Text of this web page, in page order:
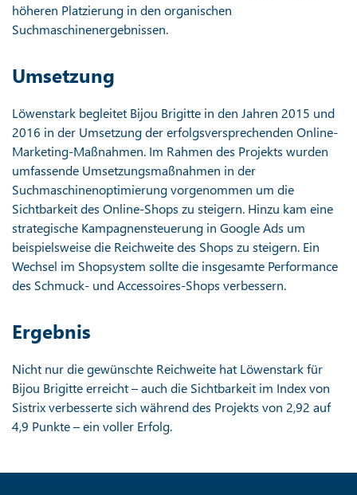
höheren Platzierung in den organischen
Suchmaschinenergebnissen.
Umsetzung
Löwenstark begleitet Bijou Brigitte in den Jahren 2015 und
2016 in der Umsetzung der erfolgsversprechenden Online-
Marketing-Maßnahmen. Im Rahmen des Projekts wurden
umfassende Umsetzungsmaßnahmen in der
Suchmaschinenoptimierung vorgenommen um die
Sichtbarkeit des Online-Shops zu steigern. Hinzu kam eine
strategische Kampagnensteuerung in Google Ads um
beispielsweise die Reichweite des Shops zu steigern. Ein
Wechsel im Shopsystem sollte die insgesamte Performance
des Schmuck- und Accessoires-Shops verbessern.
Ergebnis
Nicht nur die gewünschte Reichweite hat Löwenstark für
Bijou Brigitte erreicht – auch die Sichtbarkeit im Index von
Sistrix verbesserte sich während des Projekts von 2,92 auf
4,9 Punkte – ein voller Erfolg.